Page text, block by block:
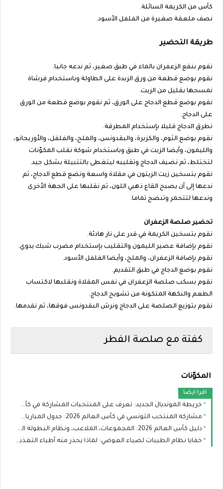
كأس من الكريمة السائلة.
نصف ملعقة صغيرة من الفلفل الأسود.
طريقة التحضير
نقوم بنقع الزعفران بالماء في طبق صغير، ثم ندعه جانبا.
نقوم بوضع قطعة من ورق الزبدة على الطاولة وباستخدام فرشاة
نمسحها بقليل من الزيت.
نقوم بوضع قطع الدجاج على الورق، ثم نقوم بوضع قطعة من الورق
على الدجاج.
نطرق الدجاج قليلا بإستخدام المطرقة.
نقوم بوضع الثوم، والكزبرة، والبقدونس، والملح، والفلفل، والأوريجانو،
والليمون، وأيضا الزيت في طبق وباستخدام شوكة نقلب المكوّنات
لتختلط، ثم نضيف الدجاج وتقليبه ليتغطى بالتتبيلة بشكل جيد.
نقوم بتسخين زيت الزيتون في مقلاة واسعة ونضع قطع الدجاج، ثم
ندعها إلى أن يصبح القاع ذهبي اللون، ثم نقلبها على الجهة الأخرى
وندعها لتتحمر وتنضج تماما.
تحضير صلصة الزعفران
نقوم بتسخين الكريمة في قدر على نار هادئة.
نقوم بإضافة عصير الليمون والتقليب بإستخدام مضرب شبك يدوي.
نقوم بإضافة الزعفران، والملح، وأيضا الفلفل الأسود.
نقوم بوضع الدجاج في طبق التقديم.
نقوم بسكب صلصة الزعفران في نفس المقلاة ونقلبها لاكتساب
الطعم والنكهة المتكونة من تشويح الدجاج.
نقوم بتوزيع الصلصة على الدجاج ونرش البقدونس فوقها، ثم نقدمها.
كفتة مع صلصة الفطر
المكوّنات
اقرا ايضا
خريطة المونديال الجديد: تعرف على المنتخبات المشاركة في كأس العالم ومن المرشح للقب؟
مشاركة المنتخب التونسي في كأس العالم 2026: جدول المباريات، التشكيلة، وحظوظ النسور
دليل كأس العالم 2026: المجموعات، الملاعب، ونظام البطولة الجديد
خفايا نظام الطيبات لضياء العوضي: لماذا يحذر منه أطباء التغذية؟